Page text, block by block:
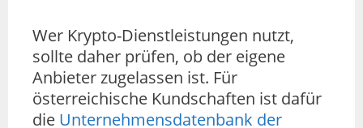
Wer Krypto-Dienstleistungen nutzt,
sollte daher prüfen, ob der eigene
Anbieter zugelassen ist. Für
österreichische Kundschaften ist dafür
die Unternehmensdatenbank der